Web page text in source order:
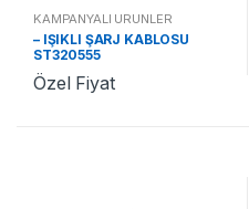
KAMPANYALI ÜRÜNLER
– IŞIKLI ŞARJ KABLOSU
ST320555
Özel Fiyat